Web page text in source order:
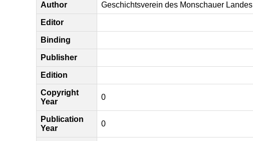
Author Geschichtsverein des Monschauer Landes
Editor
Binding
Publisher
Edition
Copyright
Year
0
Publication
Year
0